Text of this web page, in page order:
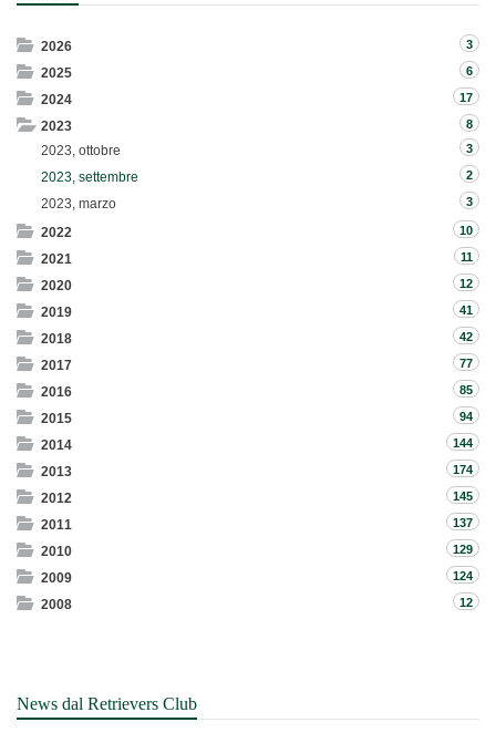
2026 3
2025 6
2024 17
2023 8
2023, ottobre 3
2023, settembre 2
2023, marzo 3
2022 10
2021 11
2020 12
2019 41
2018 42
2017 77
2016 85
2015 94
2014 144
2013 174
2012 145
2011 137
2010 129
2009 124
2008 12
News dal Retrievers Club